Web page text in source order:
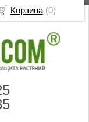
Корзина(0)